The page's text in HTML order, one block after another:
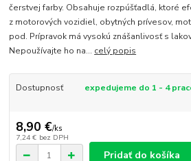
čerstvej farby. Obsahuje rozpúšťadlá, ktoré
z motorových vozidiel, obytných prívesov,
pod. Prípravok má vysokú znášanlivosť s
Nepoužívajte ho na... celý popis
Dostupnosť expedujeme do 1 - 4
8,90 €/ks
7,24 € bez DPH
Pridať do košíka